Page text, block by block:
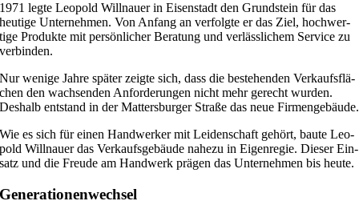
1971 legte Leo­pold Will­nauer in Eisen­stadt den Grund­stein für das
heu­tige Unter­neh­men. Von Anfang an ver­folgte er das Ziel, hoch­wer­
tige Pro­dukte mit per­sön­li­cher Bera­tung und ver­läss­li­chem Ser­vice zu
verbinden.
Nur wenige Jahre spä­ter zeigte sich, dass die bestehen­den Ver­kaufs­flä­
chen den wach­sen­den Anfor­de­run­gen nicht mehr gerecht wur­den.
Des­halb ent­stand in der Mat­ters­bur­ger Straße das neue Firmengebäude.
Wie es sich für einen Hand­wer­ker mit Lei­den­schaft gehört, baute Leo­
pold Will­nauer das Ver­kaufs­ge­bäude nahezu in Eigen­re­gie. Die­ser Ein­
satz und die Freude am Hand­werk prä­gen das Unter­neh­men bis heute.
Gene­ra­tio­nen­wech­sel